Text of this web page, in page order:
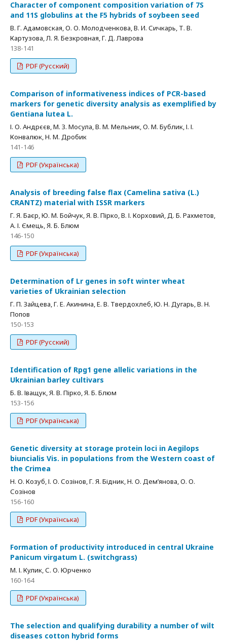
Character of component composition variation of 7S
and 11S globulins at the F5 hybrids of soybeen seed
В. Г. Адамовская, О. О. Молодченкова, В. И. Сичкарь, Т. В.
Картузова, Л. Я. Безкровная, Г. Д. Лаврова
138-141
PDF (Русский)
Comparison of informativeness indices of PCR-based
markers for genetic diversity analysis as exemplified by
Gentiana lutea L.
І. О. Андрєєв, М. З. Мосула, В. М. Мельник, О. М. Бублик, І. І.
Конвалюк, Н. М. Дробик
141-146
PDF (Українська)
Analysis of breeding false flax (Camelina sativa (L.)
CRANTZ) material with ISSR markers
Г. Я. Баєр, Ю. М. Бойчук, Я. В. Пірко, В. І. Корховий, Д. Б. Рахметов,
А. І. Ємець, Я. Б. Блюм
146-150
PDF (Українська)
Determination of Lr genes in soft winter wheat
varieties of Ukrainian selection
Г. П. Зайцева, Г. Е. Акинина, Е. В. Твердохлеб, Ю. Н. Дугарь, В. Н.
Попов
150-153
PDF (Русский)
Identification of Rpg1 gene allelic variations in the
Ukrainian barley cultivars
Б. В. Іващук, Я. В. Пірко, Я. Б. Блюм
153-156
PDF (Українська)
Genetic diversity at storage protein loci in Aegilops
biuncialis Vis. in populations from the Western coast of
the Crimea
Н. О. Козуб, І. О. Созінов, Г. Я. Бідник, Н. О. Дем’янова, О. О.
Созінов
156-160
PDF (Українська)
Formation of productivity introduced in central Ukraine
Panicum virgatum L. (switchgrass)
М. І. Кулик, С. О. Юрченко
160-164
PDF (Українська)
The selection and qualifying durability a number of wilt
diseases cotton hybrid forms